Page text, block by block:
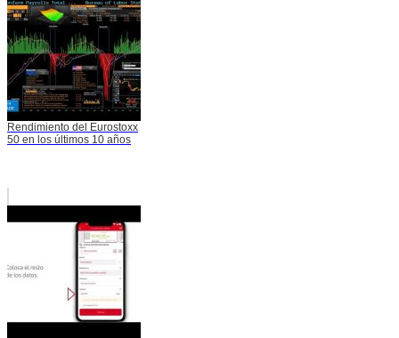
Rendimiento del Eurostoxx
50 en los últimos 10 años